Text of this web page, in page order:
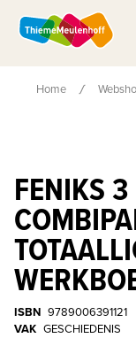
Home
FENIKS
ISBN 9789006391121
VAK GESCHIEDENIS